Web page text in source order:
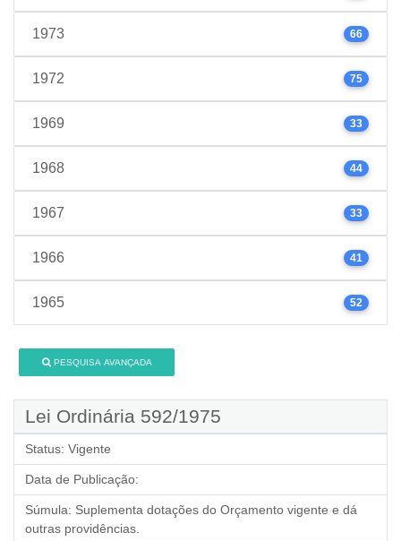
1973 66
1972 75
1969 33
1968 44
1967 33
1966 41
1965 52
PESQUISA AVANÇADA
Lei Ordinária 592/1975
Status: Vigente
Data de Publicação:
Súmula: Suplementa dotações do Orçamento vigente e dá
outras providências.